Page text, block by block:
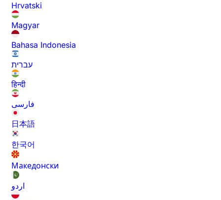
Hrvatski
Magyar
Bahasa Indonesia
עברית
हिन्दी
فارسی
日本語
한국어
Македонски
اردو